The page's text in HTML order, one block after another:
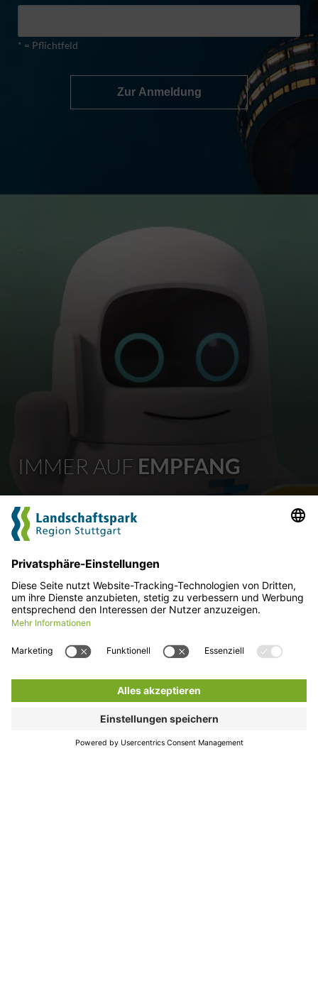
Für mehr News
hier entlang!
* = Pflichtfeld
Zur Anmeldung
IMMER AUF EMPFANG
Sie benötigen weitere Informationen, haben Fragen
oder wollen uns etwas mitteilen? Dann melden Sie sich
gerne. Wir freuen uns über Ihre Nachricht.
Kontaktieren Sie uns